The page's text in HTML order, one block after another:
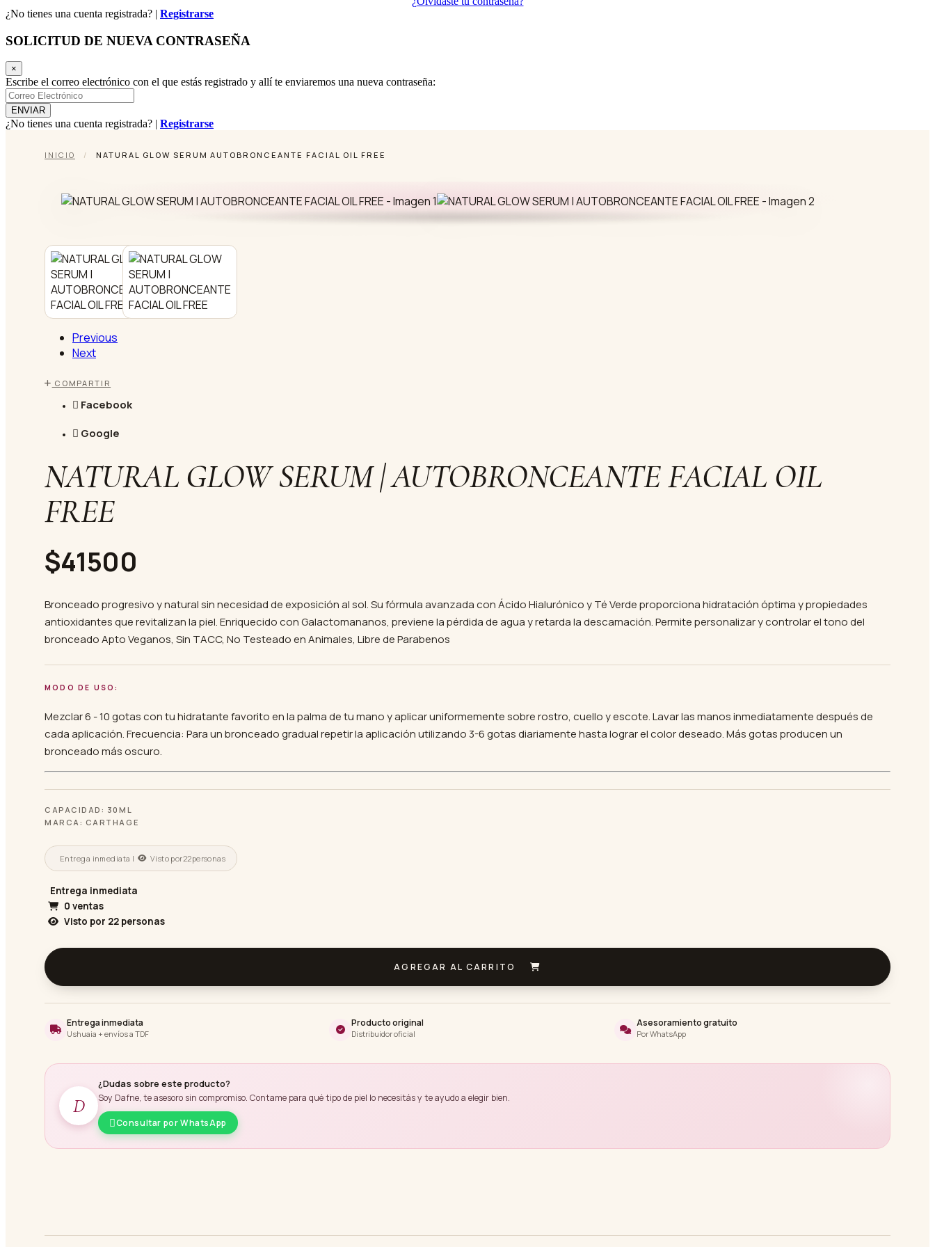
¿No tienes una cuenta registrada? | Registrarse
SOLICITUD DE NUEVA CONTRASEÑA
×
Escribe el correo electrónico con el que estás registrado y allí te enviaremos una nueva contraseña:
¿No tienes una cuenta registrada? | Registrarse
INICIO / NATURAL GLOW SERUM AUTOBRONCEANTE FACIAL OIL FREE
Previous
Next
COMPARTIR
Facebook
Google
NATURAL GLOW SERUM | AUTOBRONCEANTE FACIAL OIL
FREE
$41500
Bronceado progresivo y natural sin necesidad de exposición al sol. Su fórmula avanzada con Ácido Hialurónico y Té Verde proporciona hidratación óptima y propiedades
antioxidantes que revitalizan la piel. Enriquecido con Galactomananos, previene la pérdida de agua y retarda la descamación. Permite personalizar y controlar el tono del
bronceado Apto Veganos, Sin TACC, No Testeado en Animales, Libre de Parabenos
MODO DE USO:
Mezclar 6 - 10 gotas con tu hidratante favorito en la palma de tu mano y aplicar uniformemente sobre rostro, cuello y escote. Lavar las manos inmediatamente después de
cada aplicación. Frecuencia: Para un bronceado gradual repetir la aplicación utilizando 3-6 gotas diariamente hasta lograr el color deseado. Más gotas producen un
bronceado más oscuro.
CAPACIDAD: 30ML
MARCA: CARTHAGE
Entrega inmediata | Visto por22personas
Entrega inmediata
0 ventas
Visto por 22 personas
AGREGAR AL CARRITO
Entrega inmediata
Ushuaia + envíos a TDF
Producto original
Distribuidor oficial
Asesoramiento gratuito
Por WhatsApp
D
¿Dudas sobre este producto?
Soy Dafne, te asesoro sin compromiso. Contame para qué tipo de piel lo necesitás y te ayudo a elegir bien.
Consultar por WhatsApp